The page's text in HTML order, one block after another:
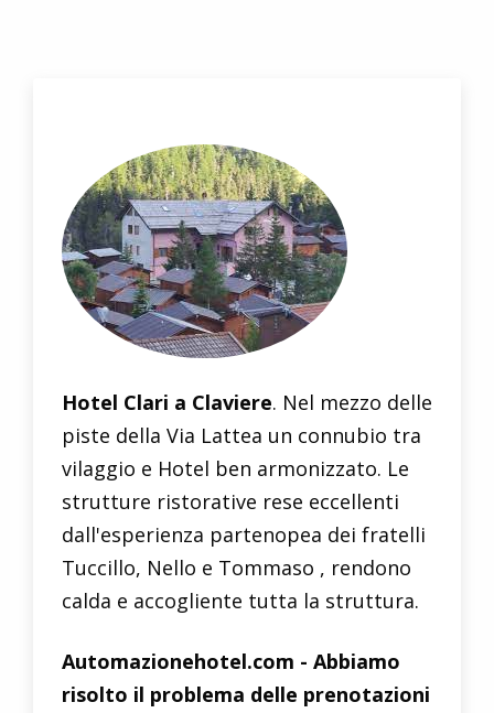
Hotel Clari a Claviere. Nel mezzo delle
piste della Via Lattea un connubio tra
vilaggio e Hotel ben armonizzato. Le
strutture ristorative rese eccellenti
dall'esperienza partenopea dei fratelli
Tuccillo, Nello e Tommaso , rendono
calda e accogliente tutta la struttura.
Automazionehotel.com - Abbiamo
risolto il problema delle prenotazioni